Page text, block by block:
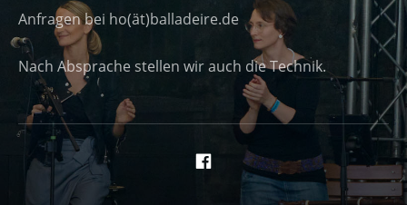
Anfragen bei ho(ät)balladeire.de
Nach Absprache stellen wir auch die Technik.
Social Media Profileshttps://de-